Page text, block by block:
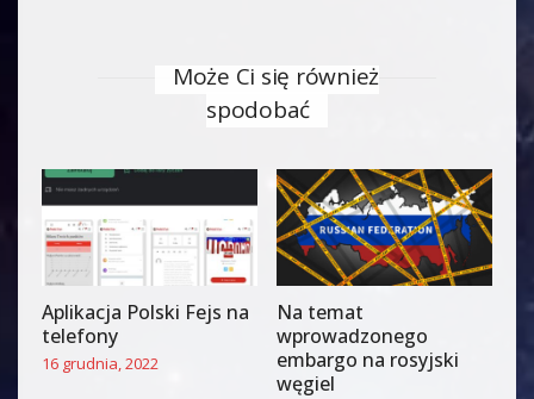
Może Ci się również
spodobać
Aplikacja Polski Fejs na
telefony
16 grudnia, 2022
Na temat
wprowadzonego
embargo na rosyjski
węgiel